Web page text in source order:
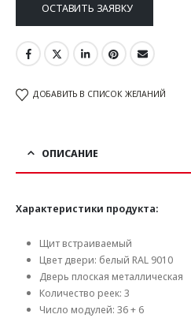
ОСТАВИТЬ ЗАЯВКУ
ДОБАВИТЬ В СПИСОК ЖЕЛАНИЙ
ОПИСАНИЕ
Характеристики продукта:
Щит встраиваемый
Цвет двери: белый RAL 9010
Дверь плоская металлическая
Количество реек: 3
Число модулей: 36 + 6